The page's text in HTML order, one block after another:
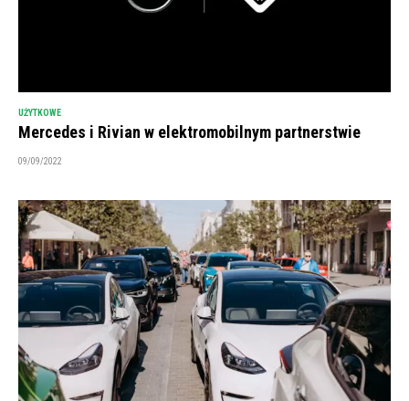
UŻYTKOWE
Mercedes i Rivian w elektromobilnym partnerstwie
09/09/2022